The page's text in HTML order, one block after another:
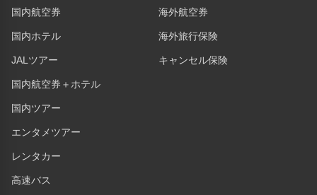
国内航空券
国内ホテル
JALツアー
国内航空券＋ホテル
国内ツアー
エンタメツアー
レンタカー
高速バス
海外航空券
海外旅行保険
キャンセル保険